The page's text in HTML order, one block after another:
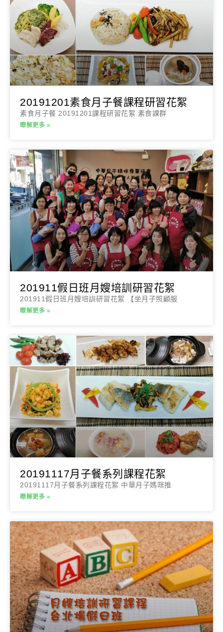
20191201素食月子餐課程研習花絮
素食月子餐 20191201課程研習花絮 素食課群
瞭解更多 »
201911假日班月嫂培訓研習花絮
201911假日班月嫂培訓研習花絮 【坐月子照顧服
瞭解更多 »
20191117月子餐系列課程花絮
20191117月子餐系列課程花絮 中華月子媽咪推
瞭解更多 »